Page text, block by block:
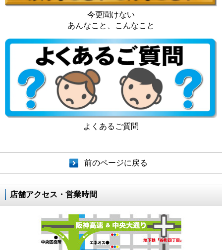
今更聞けない
あんなこと、こんなこと
よくあるご質問
前のページに戻る
店舗アクセス・営業時間